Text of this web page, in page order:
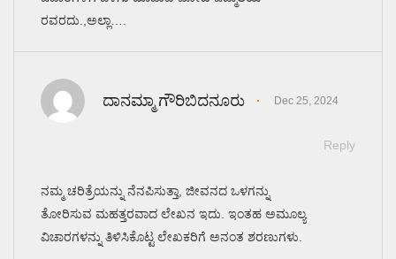
ರವರದು.,ಅಲ್ಲಾ….
ದಾನಮ್ಮಾ ಗೌರಿಬಿದನೂರು Dec 25, 2024
Reply
ನಮ್ಮ ಚರಿತ್ರೆಯನ್ನು ನೆನಪಿಸುತ್ತಾ, ಜೀವನದ ಒಳಗನ್ನು
ತೋರಿಸುವ ಮಹತ್ತರವಾದ ಲೇಖನ ಇದು. ಇಂತಹ ಅಮೂಲ್ಯ
ವಿಚಾರಗಳನ್ನು ತಿಳಿಸಿಕೊಟ್ಟ ಲೇಖಕರಿಗೆ ಅನಂತ ಶರಣುಗಳು.